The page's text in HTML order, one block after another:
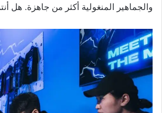
والجماهير المنغولية أكثر من جاهزة. هل